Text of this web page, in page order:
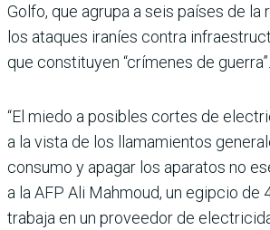
Golfo, que agrupa a seis países de la
los ataques iraníes contra
que constituyen “crímenes de guerra”.
“El miedo a posibles cortes de
a la vista de los llamamientos
consumo y apagar los aparatos no
a la AFP Ali Mahmoud, un egipcio de
trabaja en un proveedor de